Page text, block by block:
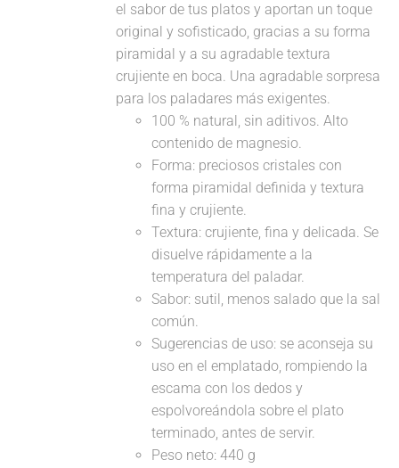
el sabor de tus platos y aportan un toque
original y sofisticado, gracias a su forma
piramidal y a su agradable textura
crujiente en boca. Una agradable sorpresa
para los paladares más exigentes.
100 % natural, sin aditivos. Alto
contenido de magnesio.
Forma: preciosos cristales con
forma piramidal definida y textura
fina y crujiente.
Textura: crujiente, fina y delicada. Se
disuelve rápidamente a la
temperatura del paladar.
Sabor: sutil, menos salado que la sal
común.
Sugerencias de uso: se aconseja su
uso en el emplatado, rompiendo la
escama con los dedos y
espolvoreándola sobre el plato
terminado, antes de servir.
Peso neto: 440 g